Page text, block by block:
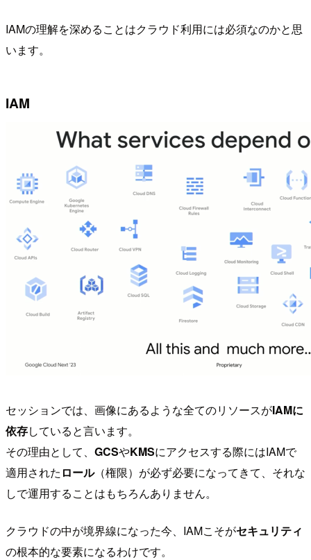
IAMの理解を深めることはクラウド利用には必須なのかと思
います。
IAM
セッションでは、画像にあるような全てのリソースがIAMに
依存していると言います。
その理由として、 GCSやKMSにアクセスする際にはIAMで
適用された ロール（権限）が必ず必要になってきて、それな
しで運用することはもちろんありません。
クラウドの中が境界線になった今、IAMこそがセキュリティ
の根本的な要素になるわけです。